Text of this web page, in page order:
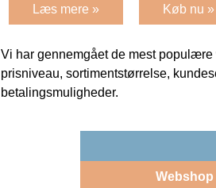
Læs mere » Køb nu »
Vi har gennemgået de mest
prisniveau, sortimentstørrelse,
betalingsmuligheder.
Webshop